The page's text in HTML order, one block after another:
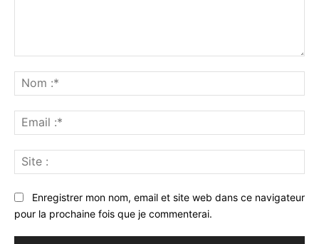
:*
:*
:
Enregistrer mon nom, email et site web dans ce navigateur
pour la prochaine fois que je commenterai.